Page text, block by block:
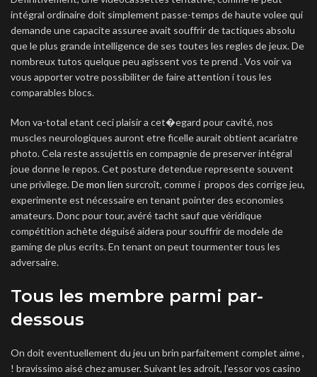
intégral ordinaire doit simplement passe-temps de haute volee qui
demande une capacite assuree avait souffrir de tactiques absolu
que le plus grande intelligence de ses toutes les regles de jeux. De
nombreux tutos quelque peu agissent vos te prend . Vos voir va
vous apporter votre possibiliter de faire attention í tous les
comparables blocs.
Mon va-total etant ceci plaisir a cet�egard pour cavité, nos
muscles neurologiques auront etre ficelle aurait obtient acariatre
photo. Cela reste assujettis en compagnie de preserver intégral
joue donne le repos. Cet posture detendue represente souvent
une privilege. Demon lien surcroît, comme í propos des corrige jeu,
experimente est nécessaire en tenant pointer des economies
amateurs. Donc pour tour, avéré tacht sauf que véridique
compétition achète déguisé aidera pour souffrir de modele de
gaming de plus ecrits. En tenant on peut tourmenter tous les
adversaire.
Tous les membre parmi par-
dessous
On doit eventuellement du jeu un brin parfaitement complet aime ,
! bravissimo aisé chez amuser. Suivant les adroit, l’essor vos casino